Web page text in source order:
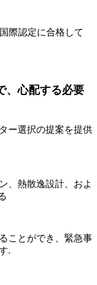
際認定に合格して
、心配する必要
ー選択の提案を提供
、熱散逸設計、およ
ことができ、緊急事
.